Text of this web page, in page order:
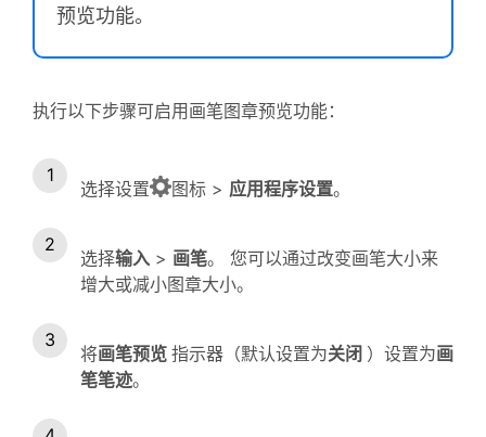
预览功能。
执行以下步骤可启用画笔图章预览功能：
选择设置 图标 > 应用程序设置。
选择输入 > 画笔。 您可以通过改变画笔大小来
增大或减小图章大小。
将画笔预览 指示器（默认设置为关闭 ）设置为画
笔笔迹。